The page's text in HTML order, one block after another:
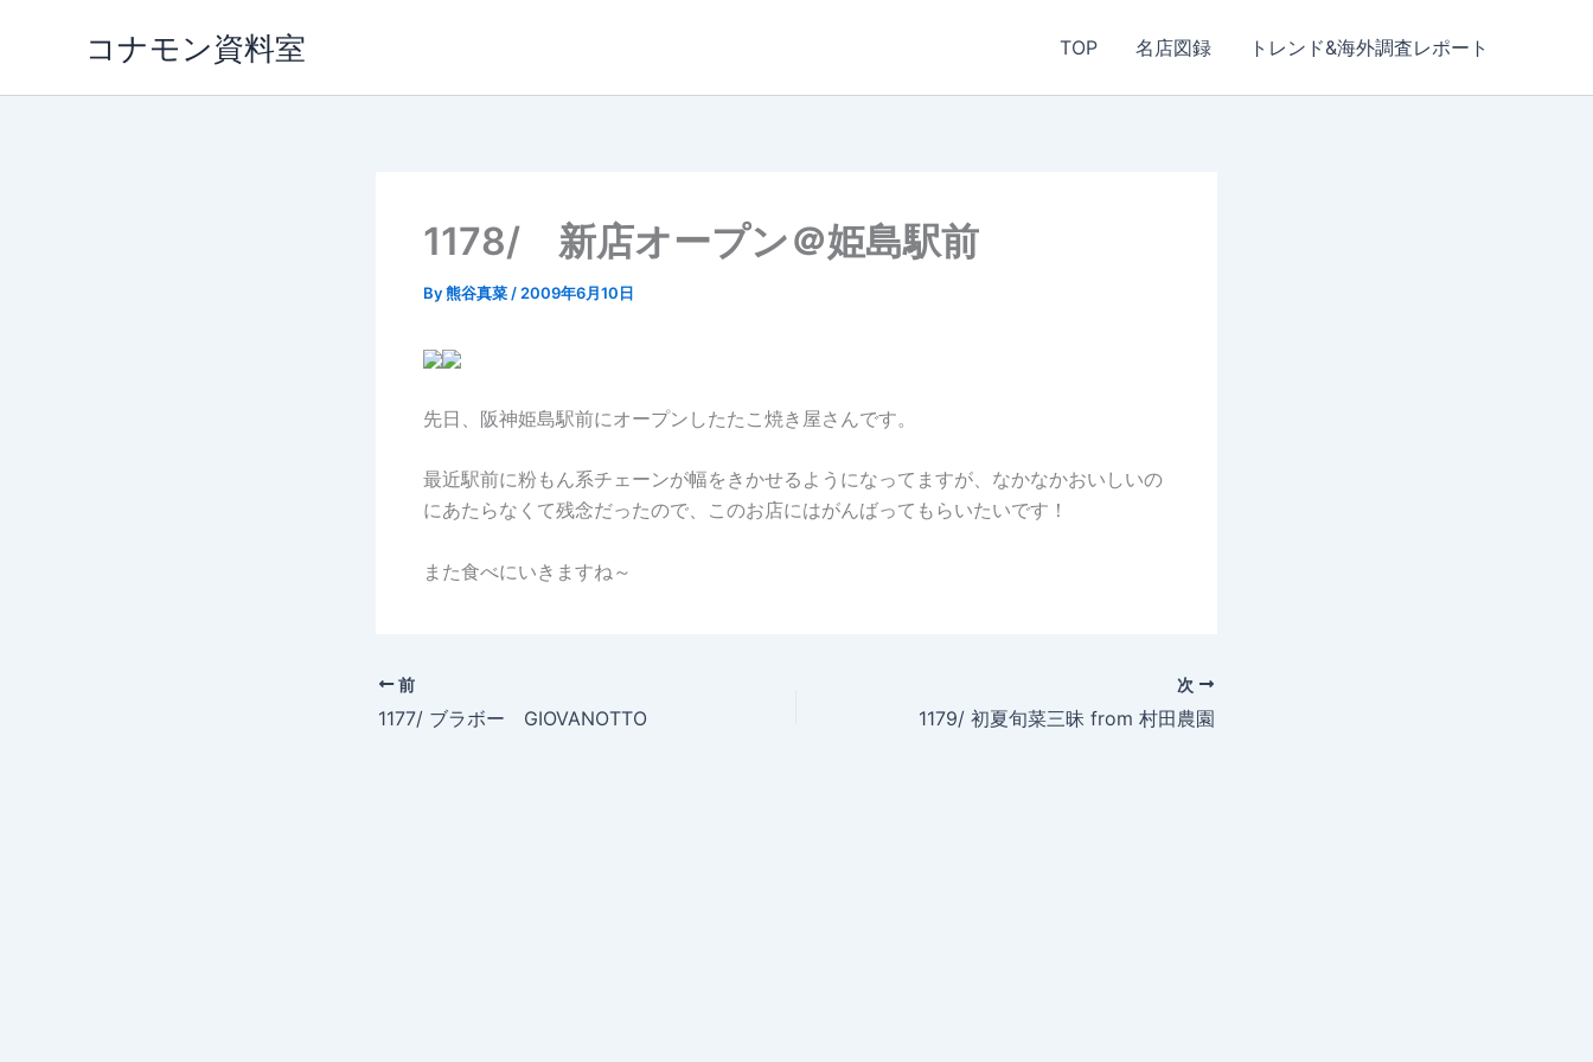
コナモン資料室 TOP 名店図録 トレンド&海外調査レポート
1178/ 新店オープン＠姫島駅前
By熊谷真菜 / 2009年6月10日
先日、阪神姫島駅前にオープンしたたこ焼き屋さんです。
最近駅前に粉もん系チェーンが幅をきかせるようになってますが、なかなかおいしいの
にあたらなくて残念だったので、このお店にはがんばってもらいたいです！
また食べにいきますね～
前
1177/ ブラボー GIOVANOTTO
次
1179/ 初夏旬菜三昧 from 村田農園